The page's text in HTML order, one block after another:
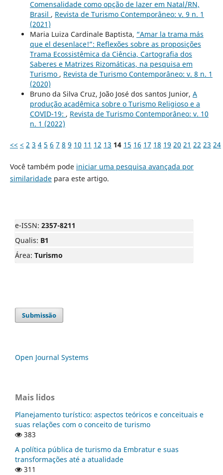
Comensalidade como opção de lazer em Natal/RN,
Brasil , Revista de Turismo Contemporâneo: v. 9 n. 1
(2021)
Maria Luiza Cardinale Baptista, “Amar la trama más
que el desenlace!”: Reflexões sobre as proposições
Trama Ecossistêmica da Ciência, Cartografia dos
Saberes e Matrizes Rizomáticas, na pesquisa em
Turismo , Revista de Turismo Contemporâneo: v. 8 n. 1
(2020)
Bruno da Silva Cruz, João José dos santos Junior, A
produção acadêmica sobre o Turismo Religioso e a
COVID-19: , Revista de Turismo Contemporâneo: v. 10
n. 1 (2022)
<< < 2 3 4 5 6 7 8 9 10 11 12 13 14 15 16 17 18 19 20 21 22 23 24
Você também pode iniciar uma pesquisa avançada por
similaridadepara este artigo.
e-ISSN: 2357-8211
Qualis: B1
Área: Turismo
Submissão
Open Journal Systems
Mais lidos
Planejamento turístico: aspectos teóricos e conceituais e
suas relações com o conceito de turismo
383
A política pública de turismo da Embratur e suas
transformações até a atualidade
311